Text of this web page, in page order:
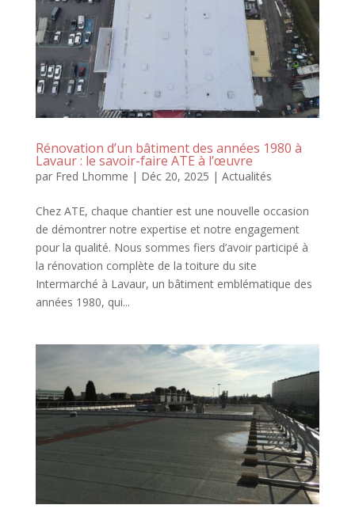
Rénovation d’un bâtiment des années 1980 à
Lavaur : le savoir-faire ATE à l’œuvre
par Fred Lhomme | Déc 20, 2025 | Actualités
Chez ATE, chaque chantier est une nouvelle occasion
de démontrer notre expertise et notre engagement
pour la qualité. Nous sommes fiers d’avoir participé à
la rénovation complète de la toiture du site
Intermarché à Lavaur, un bâtiment emblématique des
années 1980, qui...